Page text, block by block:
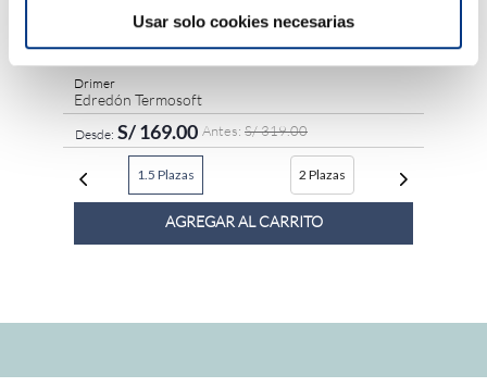
Usar solo cookies necesarias
Drimer
Edredón Termosoft
S/169.00 S/319.00
1.5 Plazas 2 Plazas
AGREGAR AL CARRITO